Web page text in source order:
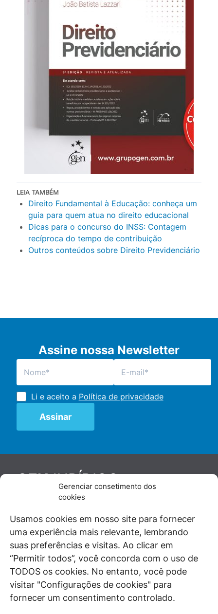
Gerenciar consetimento dos
cookies
Usamos cookies em nosso site para fornecer
uma experiência mais relevante, lembrando
suas preferências e visitas. Ao clicar em
“Permitir todos”, você concorda com o uso de
TODOS os cookies. No entanto, você pode
visitar "Configurações de cookies" para
fornecer um consentimento controlado.
LEIA TAMBÉM
Direito Fundamental à Educação: conheça um
guia para quem atua no direito educacional
Dicas para o concurso do INSS: Contagem
recíproca do tempo de contribuição
Outros conteúdos sobre Direito Previdenciário
Assine nossa Newsletter
Li e aceito a Política de privacidade
GENJURÍDICO
De maneira independente, os autores e
juristas e doutrinadores nacionais, se posicionam
diante de questões relevantes do cotidiano e
universo jurídico.